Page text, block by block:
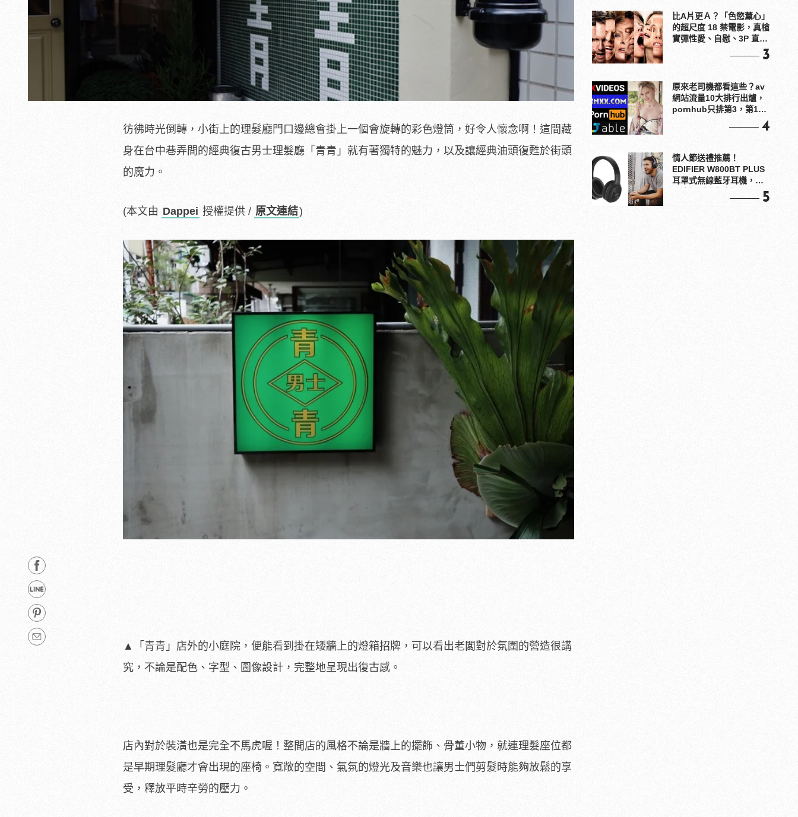
彷彿時光倒轉，小街上的理髮廳門口邊總會掛上一個會旋轉的彩色燈筒，好令人懷念啊！這間藏
身在台中巷弄間的經典復古男士理髮廳「青青」就有著獨特的魅力，以及讓經典油頭復甦於街頭
的魔力。
(本文由 Dappei 授權提供 / 原文連結)
▲「青青」店外的小庭院，便能看到掛在矮牆上的燈箱招牌，可以看出老闆對於氛圍的營造很講
究，不論是配色、字型、圖像設計，完整地呈現出復古感。
店內對於裝潢也是完全不馬虎喔！整間店的風格不論是牆上的擺飾、骨董小物，就連理髮座位都
是早期理髮廳才會出現的座椅。寬敞的空間、氣氛的燈光及音樂也讓男士們剪髮時能夠放鬆的享
受，釋放平時辛勞的壓力。
比A片更Ａ？「色慾薰心」
的超尺度 18 禁電影，真槍
實彈性愛、自慰、3P 直接
3
原來老司機都看這些？av
網站流量10大排行出爐，
pornhub只排第3，第1名
4
情人節送禮推薦！
EDIFIER W800BT PLUS
耳罩式無線藍牙耳機，在
5